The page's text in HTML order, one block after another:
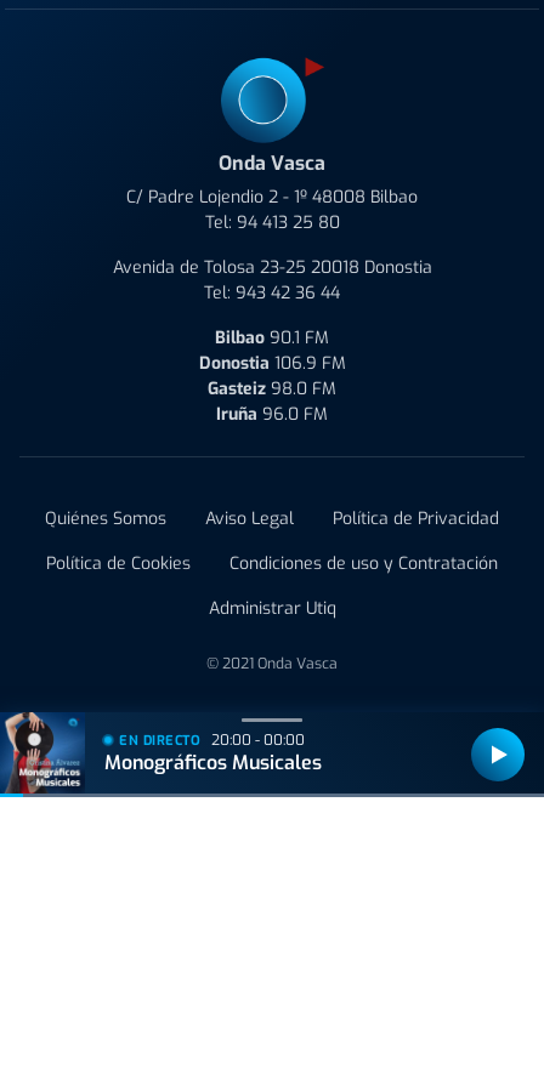
Onda Vasca
C/ Padre Lojendio 2 - 1º 48008 Bilbao
Tel: 94 413 25 80
Avenida de Tolosa 23-25 20018 Donostia
Tel: 943 42 36 44
Bilbao 90.1 FM
Donostia 106.9 FM
Gasteiz 98.0 FM
Iruña 96.0 FM
Quiénes Somos Aviso Legal
Política de Privacidad
Política de Cookies
Condiciones de uso y Contratación
Administrar Utiq
© 2021 Onda Vasca
EN DIRECTO 20:00 - 00:00
Monográficos Musicales